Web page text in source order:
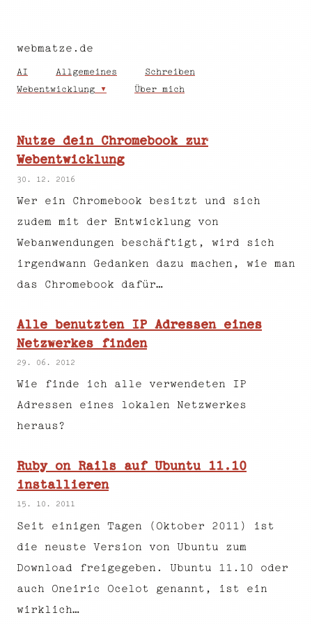
webmatze.de
AI Allgemeines Schreiben
Webentwicklung Über mich
Nutze dein Chromebook zur
Webentwicklung
30. 12. 2016
Wer ein Chromebook besitzt und sich
zudem mit der Entwicklung von
Webanwendungen beschäftigt, wird sich
irgendwann Gedanken dazu machen, wie man
das Chromebook dafür…
Alle benutzten IP Adressen eines
Netzwerkes finden
29. 06. 2012
Wie finde ich alle verwendeten IP
Adressen eines lokalen Netzwerkes
heraus?
Ruby on Rails auf Ubuntu 11.10
installieren
15. 10. 2011
Seit einigen Tagen (Oktober 2011) ist
die neuste Version von Ubuntu zum
Download freigegeben. Ubuntu 11.10 oder
auch Oneiric Ocelot genannt, ist ein
wirklich…